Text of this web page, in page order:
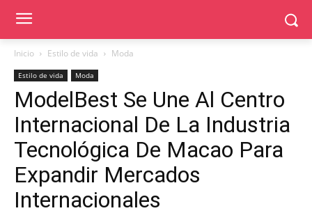
Inicio Estilo de vida Moda
Estilo de vida Moda
ModelBest Se Une Al Centro
Internacional De La Industria
Tecnológica De Macao Para
Expandir Mercados
Internacionales